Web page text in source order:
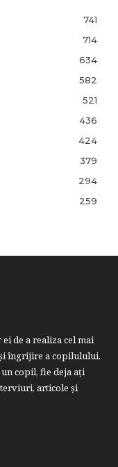
741
714
634
582
521
436
424
379
294
259
de a realiza cel mai
îngrijire a copilulului.
copil, fie deja aţi
articole şi